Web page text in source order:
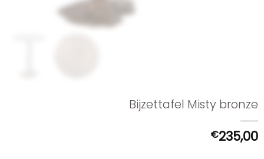
Bijzettafel Misty bronze
€235,00